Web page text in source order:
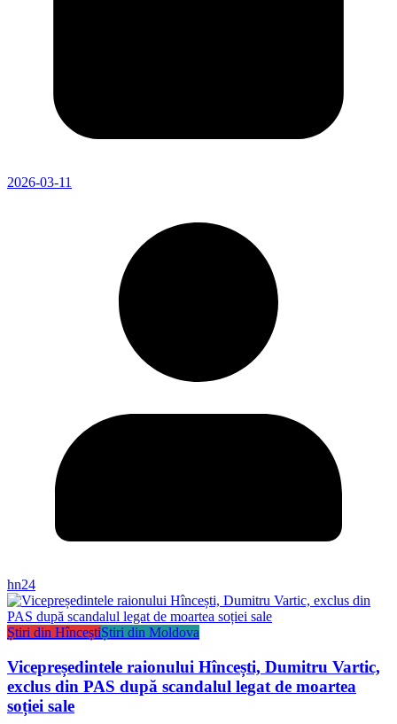
2026-03-11
hn24
Știri din HînceștiȘtiri din Moldova
Vicepreședintele raionului Hîncești, Dumitru Vartic,
exclus din PAS după scandalul legat de moartea
soției sale